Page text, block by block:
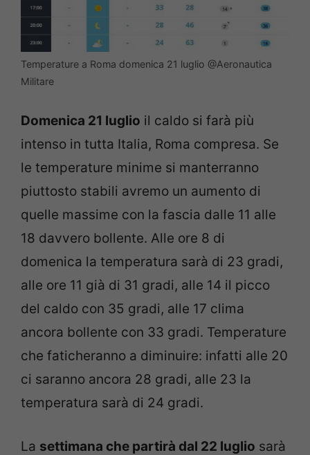
Temperature a Roma domenica 21 luglio @Aeronautica
Militare
Domenica 21 luglio il caldo si farà più
intenso in tutta Italia, Roma compresa. Se
le temperature minime si manterranno
piuttosto stabili avremo un aumento di
quelle massime con la fascia dalle 11 alle
18 davvero bollente. Alle ore 8 di
domenica la temperatura sarà di 23 gradi,
alle ore 11 già di 31 gradi, alle 14 il picco
del caldo con 35 gradi, alle 17 clima
ancora bollente con 33 gradi. Temperature
che faticheranno a diminuire: infatti alle 20
ci saranno ancora 28 gradi, alle 23 la
temperatura sarà di 24 gradi.
La settimana che partirà dal 22 luglio sarà